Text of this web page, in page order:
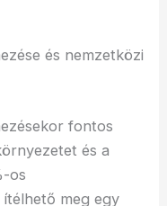
és nemzetközi
fontos
és a
os
meg egy